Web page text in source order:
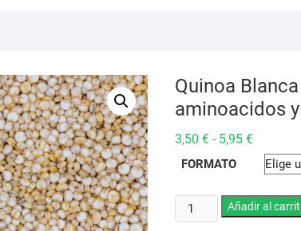
Quinoa
aminoacidos
3,50 € - 5,95 €Rango
precios:
desde
hasta
5,95 €
FORMATO
Quinoa
Blanca
Añadir al